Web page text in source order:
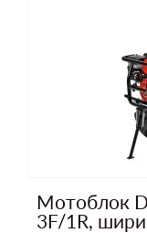
Мотоблок
3F/1R,